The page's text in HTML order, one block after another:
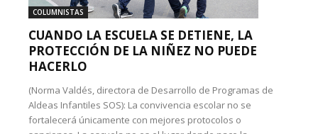
COLUMNISTAS
CUANDO LA ESCUELA SE DETIENE, LA
PROTECCIÓN DE LA NIÑEZ NO PUEDE
HACERLO
(Norma Valdés, directora de Desarrollo de Programas de
Aldeas Infantiles SOS): La convivencia escolar no se
fortalecerá únicamente con mejores protocolos o